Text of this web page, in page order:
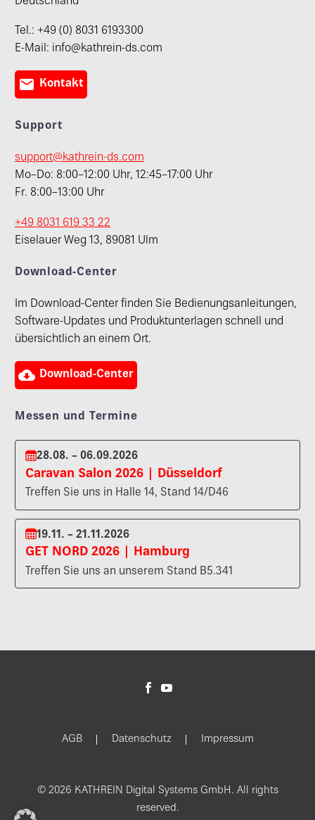
Tel.: +49 (0) 8031 6193300
E-Mail: info@kathrein-ds.com
 Kontakt
Support
support@kathrein-ds.com
Mo–Do: 8:00–12:00 Uhr, 12:45–17:00 Uhr
Fr. 8:00–13:00 Uhr
+49 8031 619 33 22
Eiselauer Weg 13, 89081 Ulm
Download-Center
Im Download-Center finden Sie Bedienungsanleitungen,
Software-Updates und Produktunterlagen schnell und
übersichtlich an einem Ort.
 Download-Center
Messen und Termine
28.08. – 06.09.2026
Caravan Salon 2026 | Düsseldorf
Treffen Sie uns in Halle 14, Stand 14/D46
19.11. – 21.11.2026
GET NORD 2026 | Hamburg
Treffen Sie uns an unserem Stand B5.341
AGB Datenschutz Impressum
© 2026 KATHREIN Digital Systems GmbH. All rights
reserved.